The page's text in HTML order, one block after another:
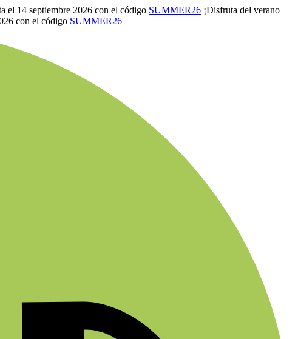
el 14 septiembre 2026 con el código SUMMER26 ¡Disfruta del verano
con el código SUMMER26